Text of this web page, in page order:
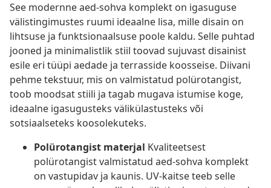
See modernne aed-sohva komplekt on igasuguse
välistingimustes ruumi ideaalne lisa, mille disain on
lihtsuse ja funktsionaalsuse poole kaldu. Selle puhtad
jooned ja minimalistlik stiil toovad sujuvast disainist
esile eri tüüpi aedade ja terrasside koosseise. Diivani
pehme tekstuur, mis on valmistatud polürotangist,
toob moodsat stiili ja tagab mugava istumise koge,
ideaalne igasugusteks välikülastusteks või
sotsiaalseteks koosolekuteks.
Polürotangist materjal Kvaliteetsest
polürotangist valmistatud aed-sohva komplekt
on vastupidav ja kaunis. UV-kaitse teeb selle